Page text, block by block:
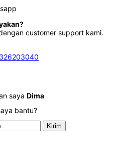
customer support kami.
saya Dima
bantu?
Kirim